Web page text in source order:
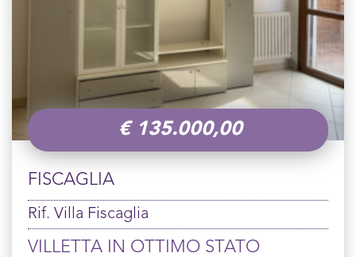
€135.000,00
FISCAGLIA
Rif. Villa Fiscaglia
VILLETTA IN OTTIMO STATO